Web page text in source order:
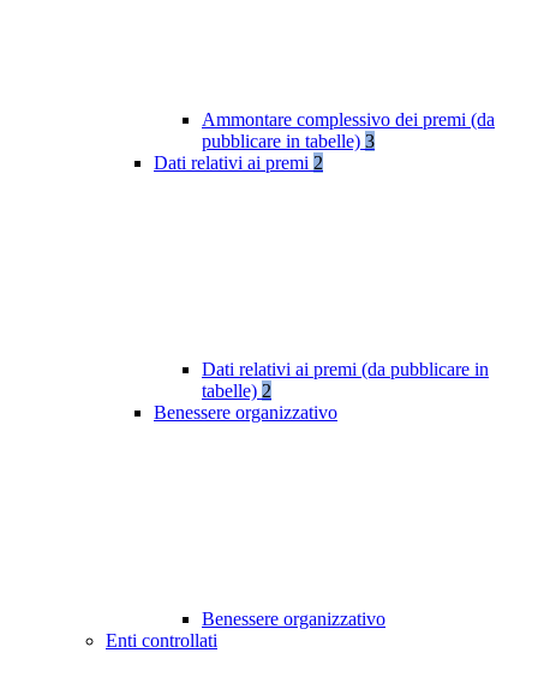
Ammontare complessivo dei premi (da
pubblicare in tabelle) 3
Dati relativi ai premi 2
Dati relativi ai premi (da pubblicare in
tabelle) 2
Benessere organizzativo
Benessere organizzativo
Enti controllati